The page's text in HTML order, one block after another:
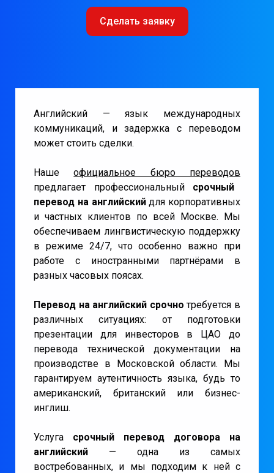
Сделать заявку
Английский — язык международных
коммуникаций, и задержка с переводом
может стоить сделки.
Нашеофициальное бюро переводов
предлагает профессиональный срочный
перевод на английскийдля корпоративных
и частных клиентов по всей Москве. Мы
обеспечиваем лингвистическую поддержку
в режиме 24/7, что особенно важно при
работе с иностранными партнёрами в
разных часовых поясах.
Перевод на английский срочно требуется в
различных ситуациях: от подготовки
презентации для инвесторов в ЦАО до
перевода технической документации на
производстве в Московской области. Мы
гарантируем аутентичность языка, будь то
американский, британский или бизнес-
инглиш.
Услуга срочный перевод договора на
английский — одна из самых
востребованных, и мы подходим к ней с